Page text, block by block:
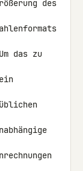
des
das zu